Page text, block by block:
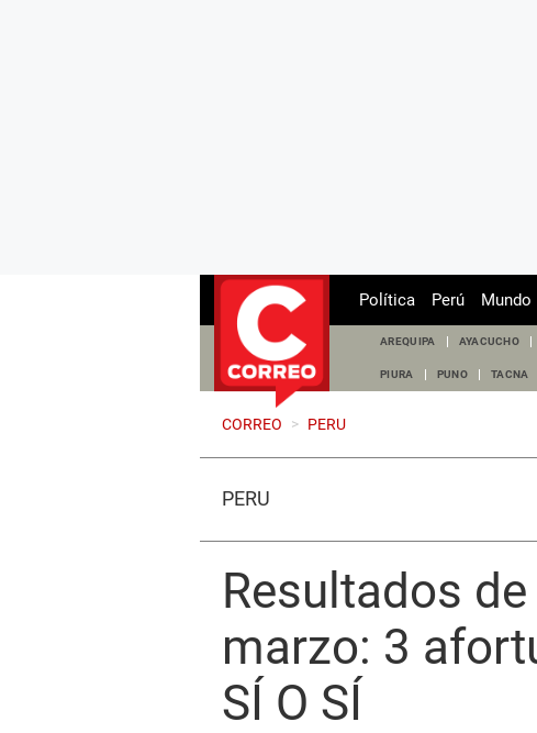
Política Perú Mundo
AREQUIPA AYACUCHO
PIURA PUNO TACNA
CORREO > PERU
PERÚ
Resultados
marzo: 3
SÍ O SÍ